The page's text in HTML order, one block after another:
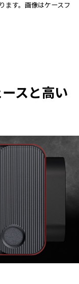
ます。画像はケースフ
スと高い